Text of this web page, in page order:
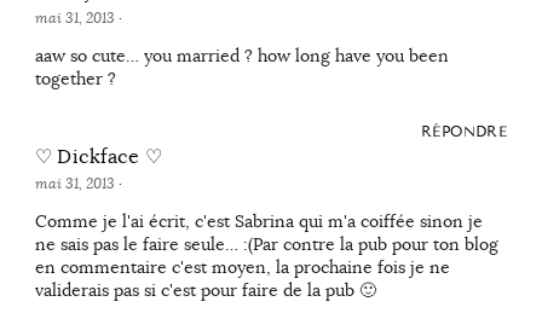
mai 31, 2013 ·
aaw so cute… you married ? how long have you been
together ?
RÉPONDRE
♡ Dickface ♡
mai 31, 2013 ·
Comme je l'ai écrit, c'est Sabrina qui m'a coiffée sinon je
ne sais pas le faire seule… :(Par contre la pub pour ton blog
en commentaire c'est moyen, la prochaine fois je ne
validerais pas si c'est pour faire de la pub 🙂